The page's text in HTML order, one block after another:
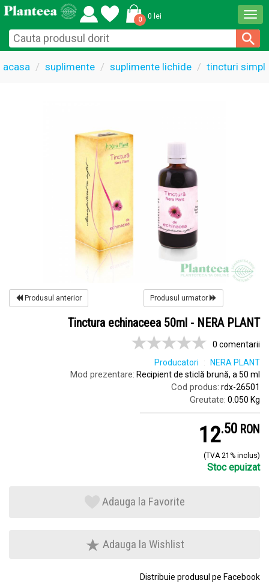
0 0 lei
acasa suplimente suplimente lichide tincturi
Produsul anterior Produsul urmator
Tinctura echinaceea 50ml - NERA PLANT
0 comentarii
Producatori
NERA PLANT
Mod prezentare: Recipient de sticlă brună, a 50 ml
Cod produs: rdx-26501
Greutate: 0.050 Kg
12.5 RON
(TVA 21% inclus)
Stoc epuizat
Adauga la Favorite
Adauga la Wishlist
Distribuie produsul pe Facebook